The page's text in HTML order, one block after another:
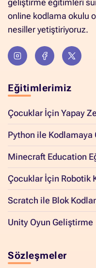
geliştirme eğitimleri
online kodlama okulu
nesiller yetiştiriyoruz.
Eğitimlerimiz
Çocuklar İçin Yapay
Python ile Kodlamaya
Minecraft Education
Çocuklar İçin Robotik
Scratch ile Blok
Unity Oyun Geliştirme
Sözleşmeler